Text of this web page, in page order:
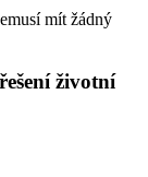
mít žádný
životní